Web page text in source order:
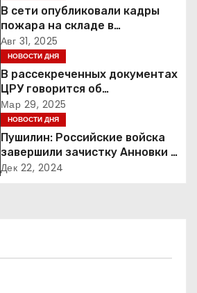
В сети опубликовали кадры
пожара на складе в
подмосковной Балашихе
Авг 31, 2025
НОВОСТИ ДНЯ
В рассекреченных документах
ЦРУ говорится об
«обнаружении» Ковчега
Завета
Мар 29, 2025
НОВОСТИ ДНЯ
Пушилин: Российские войска
завершили зачистку Анновки в
ДНР
Дек 22, 2024